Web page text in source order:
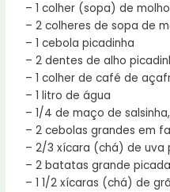
– 1 colher (sopa) de
– 2 colheres de sopa de
– 1 cebola picadinha
– 2 dentes de alho
– 1 colher de café de
– 1 litro de água
– 1/4 de maço de
– 2 cebolas grandes em
– 2/3 xícara (chá) de uva
– 2 batatas grande
– 1 1/2 xícaras (chá) de